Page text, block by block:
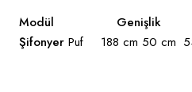
Modül Genişlik
Şifonyer Puf 188 cm 50 cm